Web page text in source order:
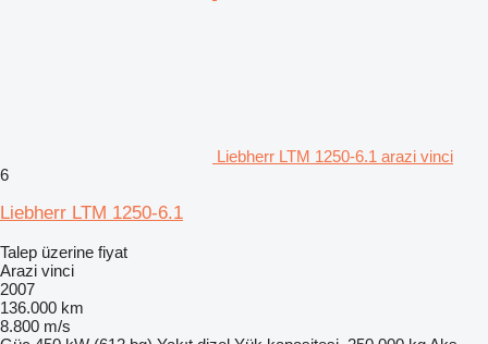
Liebherr LTM 1250-6.1 arazi vinci
6
Liebherr LTM 1250-6.1
Talep üzerine fiyat
Arazi vinci
2007
136.000 km
8.800 m/s